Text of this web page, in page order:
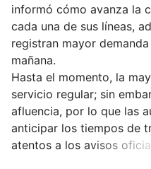
informó cómo avanza la
cada una de sus líneas,
registran mayor
mañana.
Hasta el momento, la
servicio regular; sin
afluencia, por lo que las
anticipar los tiempos de
atentos a los avisos